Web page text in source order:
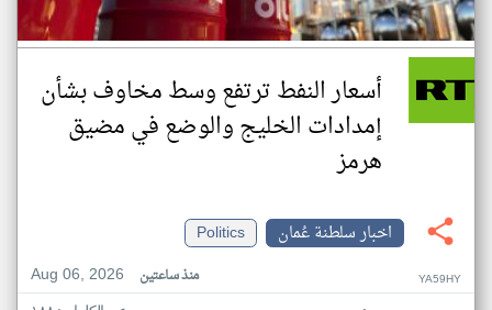
أسعار النفط ترتفع وسط مخاوف بشأن
إمدادات الخليج والوضع في مضيق
هرمز
اخبار سلطنة عُمان
Politics
Aug 06, 2026
منذ ساعتين YA59HY